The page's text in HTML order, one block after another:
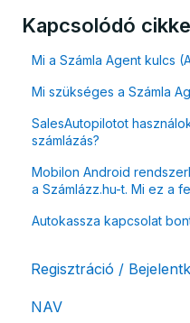
Kapcsolódó
Mi a Számla Agent kulcs
Mi szükséges a Számla
SalesAutopilotot
számlázás?
Mobilon Android
a Számlázz.hu-t. Mi ez a
Autokassza kapcsolat
Regisztráció /
Felhasználó
NAV